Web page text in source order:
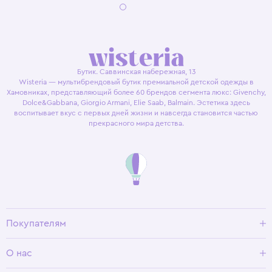
Бутик. Саввинская набережная, 13
Wisteria — мультибрендовый бутик премиальной детской одежды в
Хамовниках, представляющий более 60 брендов сегмента люкс: Givenchy,
Dolce&Gabbana, Giorgio Armani, Elie Saab, Balmain. Эстетика здесь
воспитывает вкус с первых дней жизни и навсегда становится частью
прекрасного мира детства.
Покупателям
Условия возврата
О нас